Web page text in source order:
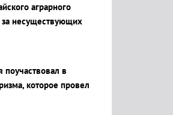
аграрного
за несуществующих
поучаствовал в
которое провел